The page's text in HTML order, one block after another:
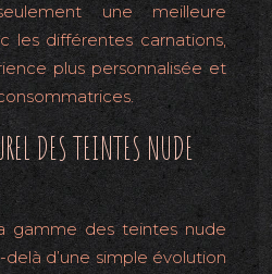
une meilleure
les différentes carnations,
plus personnalisée et
DES TEINTES NUDE
gamme des teintes nude
d’une simple évolution